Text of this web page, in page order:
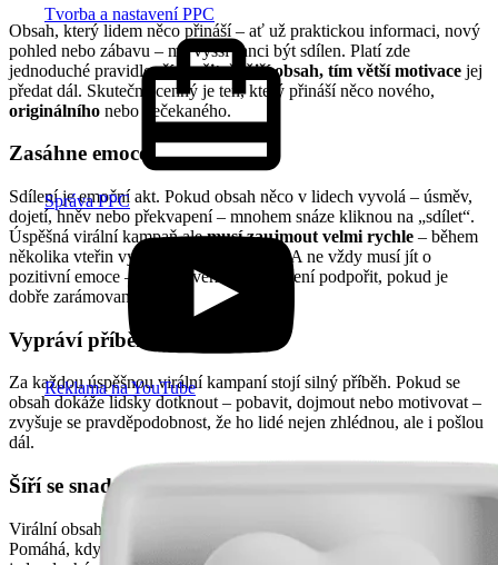
Tvorba a nastavení PPC
Správa PPC
Reklama na YouTube
Obsah, který lidem něco přináší – ať už praktickou informaci, nový
pohled nebo zábavu – má vyšší šanci být sdílen. Platí zde
jednoduché pravidlo:čím užitečnější obsah, tím větší motivace jej
předat dál. Skutečně cenný je ten, který přináší něco nového,
originálního nebo nečekaného.
Zasáhne emoce
Sdílení je emoční akt. Pokud obsah něco v lidech vyvolá – úsměv,
dojetí, hněv nebo překvapení – mnohem snáze kliknou na „sdílet“.
Úspěšná virální kampaň alemusí zaujmout velmi rychle – během
několika vteřin vytvořit emoční spojení. A ne vždy musí jít o
pozitivní emoce – i kontroverze může šíření podpořit, pokud je
dobře zarámovaná.
Vypráví příběh
Za každou úspěšnou virální kampaní stojí silný příběh. Pokud se
obsah dokáže lidsky dotknout – pobavit, dojmout nebo motivovat –
zvyšuje se pravděpodobnost, že ho lidé nejen zhlédnou, ale i pošlou
dál.
Šíří se snadno a rychle
Virální obsah se musí šířit přirozeně – a ideálně i bez překážek.
Pomáhá, když je dostupný napříč kanály a jeho sdílení je technicky